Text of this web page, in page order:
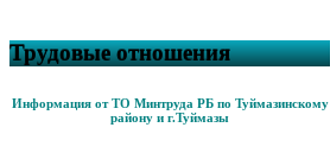
Трудовые отношения
Информация от ТО Минтруда РБ по Туймазинскому
району и г.Туймазы